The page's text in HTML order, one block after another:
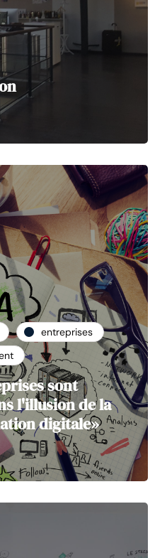
entreprises
sont
l'illusion de la
digitale»